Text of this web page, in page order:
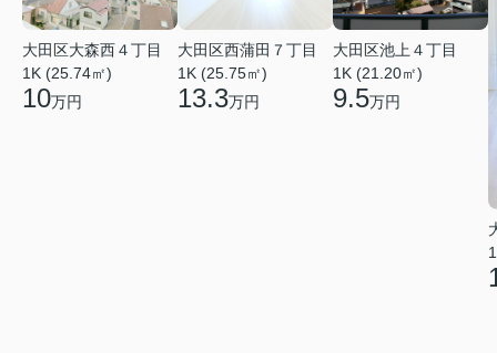
大田区大森西４丁目
1K (25.74㎡)
10万円
大田区西蒲田７丁目
1K (25.75㎡)
13.3万円
大田区池上４丁目
1K (21.20㎡)
9.5万円